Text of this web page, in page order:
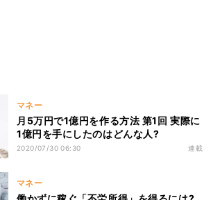
マネー
月5万円で1億円を作る方法 第1回 実際に
1億円を手にしたのはどんな人?
2020/07/30 06:30 連載
マネー